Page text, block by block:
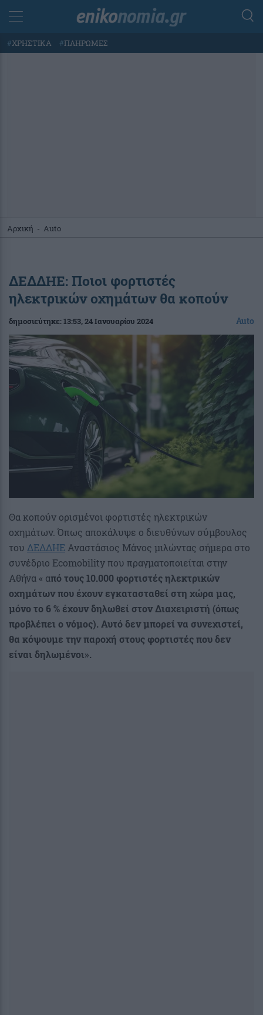
#ΧΡΗΣΤΙΚΑ #ΠΛΗΡΩΜΕΣ
Αρχική - Auto
ΔΕΔΔΗΕ: Ποιοι φορτιστές
ηλεκτρικών οχημάτων θα κοπούν
δημοσιεύτηκε:13:53, 24 Ιανουαρίου 2024 Auto
Θα κοπούν ορισμένοι φορτιστές ηλεκτρικών
οχημάτων. Όπως αποκάλυψε ο διευθύνων σύμβουλος
του ΔΕΔΔΗΕ Αναστάσιος Μάνος μιλώντας σήμερα στο
συνέδριο Ecomobility που πραγματοποιείται στην
Αθήνα « από τους 10.000 φορτιστές ηλεκτρικών
οχημάτων που έχουν εγκατασταθεί στη χώρα μας,
μόνο το 6 % έχουν δηλωθεί στον Διαχειριστή (όπως
προβλέπει ο νόμος). Αυτό δεν μπορεί να συνεχιστεί,
θα κόψουμε την παροχή στους φορτιστές που δεν
είναι δηλωμένοι».